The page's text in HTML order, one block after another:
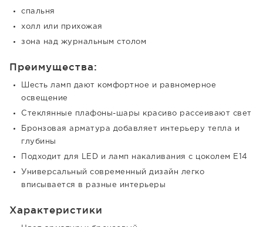
спальня
холл или прихожая
зона над журнальным столом
Преимущества:
Шесть ламп дают комфортное и равномерное
освещение
Стеклянные плафоны-шары красиво рассеивают свет
Бронзовая арматура добавляет интерьеру тепла и
глубины
Подходит для LED и ламп накаливания с цоколем E14
Универсальный современный дизайн легко
вписывается в разные интерьеры
Характеристики